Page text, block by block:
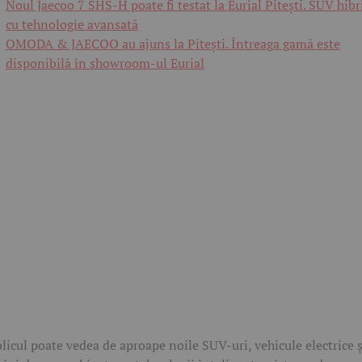
Noul Jaecoo 7 SHS-H poate fi testat la Eurial Pitești. SUV
cu tehnologie avansată
OMODA & JAECOO au ajuns la Pitești. Întreaga gamă este
disponibilă în showroom-ul Eurial
poate vedea de aproape noile SUV-uri, vehicule electrice